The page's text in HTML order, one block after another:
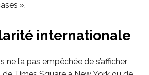
».
internationale
ne l’a pas empêchée de s’afficher